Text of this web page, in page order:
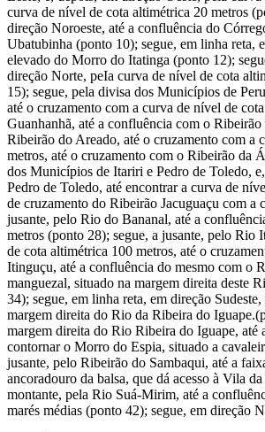
curva de nível de cota altimétrica 20 metros
direção Noroeste, até a confluência do
Ubatubinha (ponto 10); segue, em linha reta,
elevado do Morro do Itatinga (ponto 12);
direção Norte, peIa curva de nível de cota
15); segue, pela divisa dos Municípios de
até o cruzamento com a curva de nível de
Guanhanhã, até a confluência com o
Ribeirão do Areado, até o cruzamento com a
metros, até o cruzamento com o Ribeirão da
dos Municípios de Itariri e Pedro de Toledo,
Pedro de Toledo, até encontrar a curva de
de cruzamento do Ribeirão Jacuguaçu com
jusante, pelo Rio do Bananal, até a
metros (ponto 28); segue, a jusante, pelo
de cota altimétrica 100 metros, até o
Itinguçu, até a confluência do mesmo com o
manguezal, situado na margem direita deste
34); segue, em linha reta, em direção
margem direita do Rio da Ribeira do
margem direita do Rio Ribeira do Iguape, até
contornar o Morro do Espia, situado a
jusante, pelo Ribeirão do Sambaqui, até a
ancoradouro da balsa, que dá acesso à Vila
montante, pela Rio Suá-Mirim, até a
marés médias (ponto 42); segue, em direção